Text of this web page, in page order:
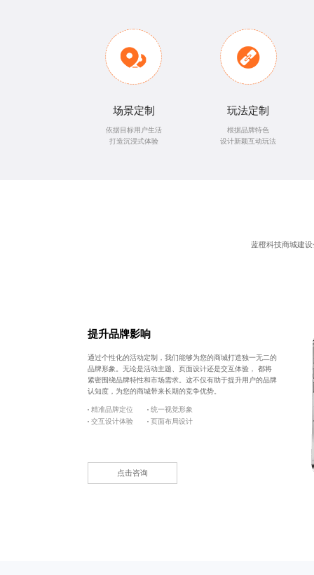
场景定制
依据目标用户生活
打造沉浸式体验
玩法定制
根据品牌特色
设计新颖互动玩法
蓝橙科技商城建设
提升品牌影响
通过个性化的活动定制，我们能够为您的商城打造独一无二的
品牌形象。无论是活动主题、页面设计还是交互体验， 都将
紧密围绕品牌特性和市场需求。这不仅有助于提升用户的品牌
认知度，为您的商城带来长期的竞争优势。
精准品牌定位
统一视觉形象
交互设计体验
页面布局设计
点击咨询